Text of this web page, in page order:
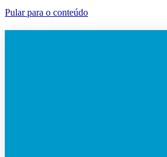
Pular para o conteúdo